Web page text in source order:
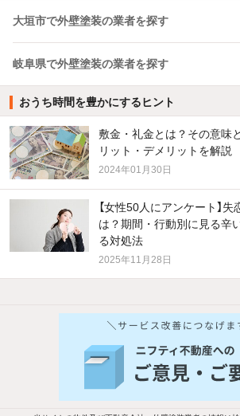
大垣市で外壁塗装の業者を探す
岐阜県で外壁塗装の業者を探す
おうち時間を豊かにするヒント
敷金・礼金とは？その意味
リット・デメリットを解説
2024年01月30日
【女性50人にアンケート】
は？期間・行動別に見る辛
る対処法
2025年11月28日
他の人はこんな条件で絞り込んでいます！
バス・トイレ別 2階
新着物件メール
ご希望の条件の物件が見つかり次第